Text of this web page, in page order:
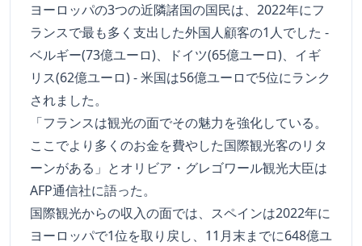
ヨーロッパの3つの近隣諸国の国民は、2022年にフ
ランスで最も多く支出した外国人顧客の1人でした -
ベルギー(73億ユーロ)、ドイツ(65億ユーロ)、イギ
リス(62億ユーロ) - 米国は56億ユーロで5位にランク
されました。
「フランスは観光の面でその魅力を強化している。
ここでより多くのお金を費やした国際観光客のリタ
ーンがある」とオリビア・グレゴワール観光大臣は
AFP通信社に語った。
国際観光からの収入の面では、スペインは2022年に
ヨーロッパで1位を取り戻し、11月末までに648億ユ